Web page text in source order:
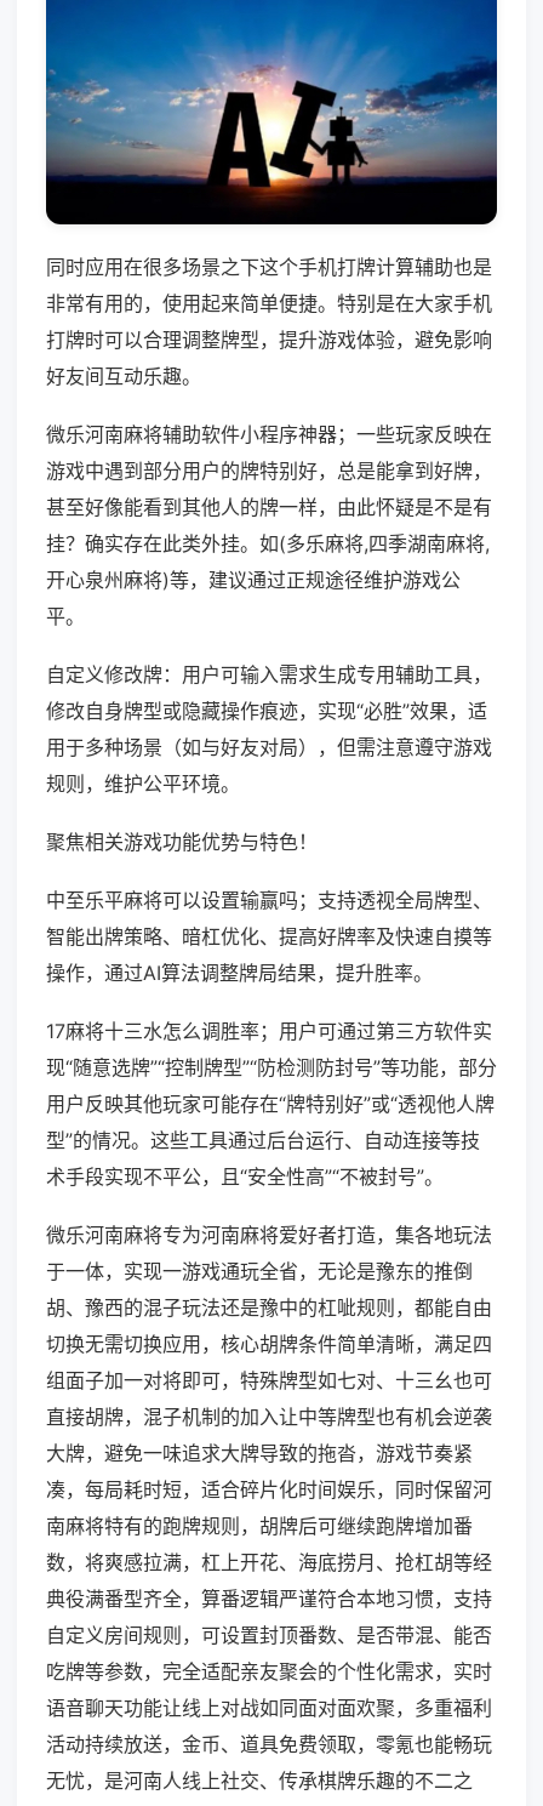
同时应用在很多场景之下这个手机打牌计算辅助也是
非常有用的，使用起来简单便捷。特别是在大家手机
打牌时可以合理调整牌型，提升游戏体验，避免影响
好友间互动乐趣。
微乐河南麻将辅助软件小程序神器；一些玩家反映在
游戏中遇到部分用户的牌特别好，总是能拿到好牌，
甚至好像能看到其他人的牌一样，由此怀疑是不是有
挂？确实存在此类外挂。如(多乐麻将,四季湖南麻将,
开心泉州麻将)等，建议通过正规途径维护游戏公
平。
自定义修改牌：用户可输入需求生成专用辅助工具，
修改自身牌型或隐藏操作痕迹，实现“必胜”效果，适
用于多种场景（如与好友对局），但需注意遵守游戏
规则，维护公平环境。
聚焦相关游戏功能优势与特色！
中至乐平麻将可以设置输赢吗；支持透视全局牌型、
智能出牌策略、暗杠优化、提高好牌率及快速自摸等
操作，通过AI算法调整牌局结果，提升胜率。
17麻将十三水怎么调胜率；用户可通过第三方软件实
现“随意选牌”“控制牌型”“防检测防封号”等功能，部分
用户反映其他玩家可能存在“牌特别好”或“透视他人牌
型”的情况。这些工具通过后台运行、自动连接等技
术手段实现不平公，且“安全性高”“不被封号”。
微乐河南麻将专为河南麻将爱好者打造，集各地玩法
于一体，实现一游戏通玩全省，无论是豫东的推倒
胡、豫西的混子玩法还是豫中的杠呲规则，都能自由
切换无需切换应用，核心胡牌条件简单清晰，满足四
组面子加一对将即可，特殊牌型如七对、十三幺也可
直接胡牌，混子机制的加入让中等牌型也有机会逆袭
大牌，避免一味追求大牌导致的拖沓，游戏节奏紧
凑，每局耗时短，适合碎片化时间娱乐，同时保留河
南麻将特有的跑牌规则，胡牌后可继续跑牌增加番
数，将爽感拉满，杠上开花、海底捞月、抢杠胡等经
典役满番型齐全，算番逻辑严谨符合本地习惯，支持
自定义房间规则，可设置封顶番数、是否带混、能否
吃牌等参数，完全适配亲友聚会的个性化需求，实时
语音聊天功能让线上对战如同面对面欢聚，多重福利
活动持续放送，金币、道具免费领取，零氪也能畅玩
无忧，是河南人线上社交、传承棋牌乐趣的不二之